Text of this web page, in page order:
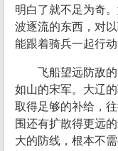
明白了就不足为奇
波逐流的东西，对
能跟着骑兵一起行动
飞船望远防敌
如山的宋军。大辽
取得足够的补给，
围还有扩散得更远
大的防线，根本不